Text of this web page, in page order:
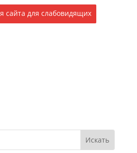
сайта для слабовидящих